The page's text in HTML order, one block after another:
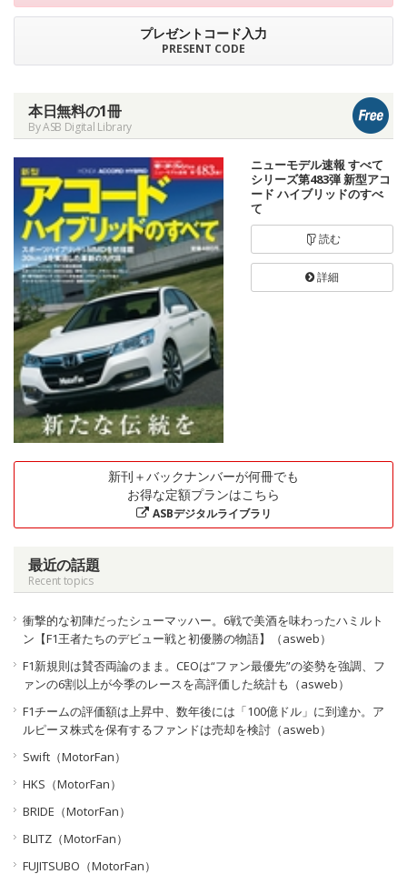
プレゼントコード入力
PRESENT CODE
本日無料の1冊
By ASB Digital Library
ニューモデル速報 すべて
シリーズ第483弾 新型アコ
ード ハイブリッドのすべ
て
読む
詳細
新刊＋バックナンバーが何冊でも
お得な定額プランはこちら
ASBデジタルライブラリ
最近の話題
Recent topics
衝撃的な初陣だったシューマッハー。6戦で美酒を味わったハミルト
ン【F1王者たちのデビュー戦と初優勝の物語】（asweb）
F1新規則は賛否両論のまま。CEOは“ファン最優先”の姿勢を強調、フ
ァンの6割以上が今季のレースを高評価した統計も（asweb）
F1チームの評価額は上昇中、数年後には「100億ドル」に到達か。ア
ルピーヌ株式を保有するファンドは売却を検討（asweb）
Swift（MotorFan）
HKS（MotorFan）
BRIDE（MotorFan）
BLITZ（MotorFan）
FUJITSUBO（MotorFan）